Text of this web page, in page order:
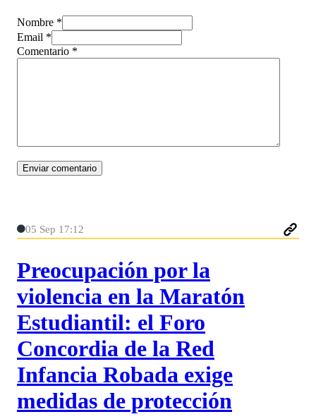
Nombre *
Email *
Comentario *
05 Sep 17:12
Preocupación por la
violencia en la Maratón
Estudiantil: el Foro
Concordia de la Red
Infancia Robada exige
medidas de protección